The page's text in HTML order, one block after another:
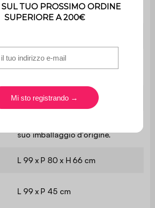
Utilizzo esclusivamente
domestico
2 anni
suo imballaggio d'origine.
L 99 x P 80 x H 66 cm
L 99 x P 45 cm